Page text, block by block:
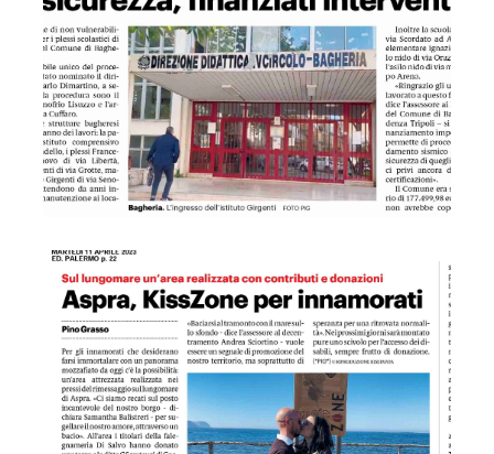
GDS 11/04/2023 Aspra KissZona per innamorati